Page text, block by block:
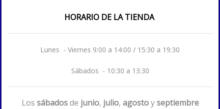
HORARIO DE LA TIENDA
Lunes - Viernes 9:00 a 14:00 / 15:30 a 19:30
Sábados - 10:30 a 13:30
Los sábadosde junio, julio, agostoyseptiembre